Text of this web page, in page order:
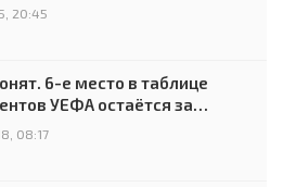
20:45
6-е место в таблице
УЕФА остаётся за
08:17